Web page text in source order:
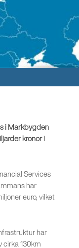
i Markbygden
kronor i
Services
har
euro, vilket
har
cirka 130km